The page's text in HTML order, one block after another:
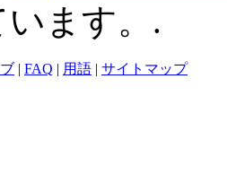
ます。.
| FAQ | 用語 | サイトマップ